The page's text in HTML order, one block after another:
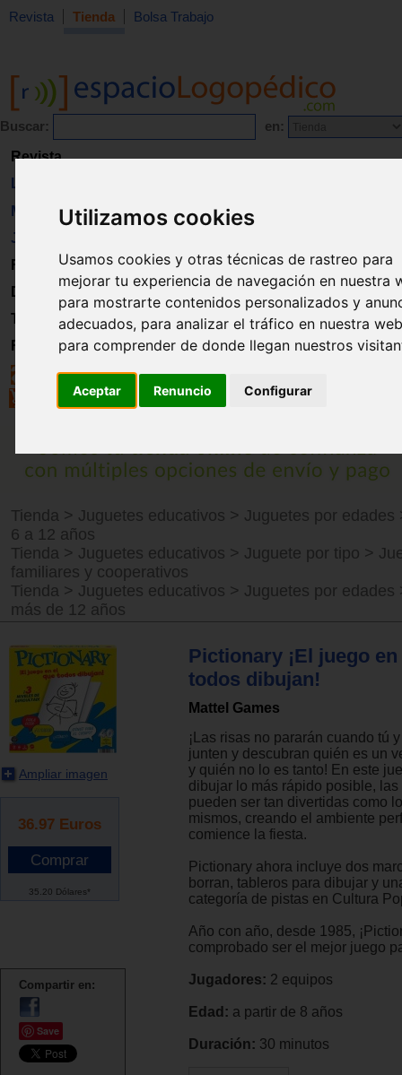
Utilizamos cookies
Usamos cookies y otras técnicas de rastreo para
mejorar tu experiencia de navegación en nuestra
para mostrarte contenidos personalizados y
adecuados, para analizar el tráfico en nuestra
para comprender de donde llegan nuestros
Aceptar Renuncio Configurar
Revista Tienda Bolsa Trabajo
Buscar: en:
Revista
Libros
Material
Juguetes
Formación
Directorio
Trabajo
Registro
Tienda > Juguetes educativos > Juguetes por edades
6 a 12 años
Tienda > Juguetes educativos > Juguete por tipo >
familiares y cooperativos
Tienda > Juguetes educativos > Juguetes por edades
más de 12 años
Ampliar imagen
36.97 Euros
35.20 Dólares*
Compartir en:
Save
Pictionary ¡El juego
todos dibujan!
Mattel Games
¡Las risas no pararán cuando tú
junten y descubran quién es un
y quién no lo es tanto! En este
dibujar lo más rápido posible,
pueden ser tan divertidas como
mismos, creando el ambiente
comience la fiesta.
Pictionary ahora incluye dos
borran, tableros para dibujar y
categoría de pistas en Cultura
Año con año, desde 1985,
comprobado ser el mejor juego
Jugadores: 2 equipos
Edad: a partir de 8 años
Duración: 30 minutos